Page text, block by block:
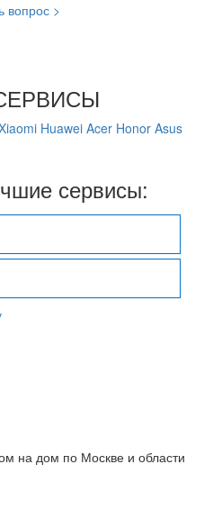
вопрос >
Huawei Acer Honor Asus
сервисы:
на дом по Москве и области